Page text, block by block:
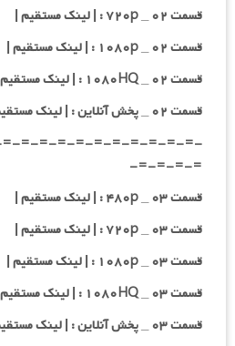
قسمت ۰۲ _ ۷۲۰p : | لینک مستقیم |
قسمت ۰۲ _ ۱۰۸۰p : | لینک مستقیم |
قسمت ۰۲ _ ۱۰۸۰HQ : | لینک مستقیم |
قسمت ۰۲ _ پخش آنلاین : | لینک مستقیم |
=-=-=-=-=-=-=-=-=-=-
=-=-=-=-
قسمت ۰۳ _ ۴۸۰p : | لینک مستقیم |
قسمت ۰۳ _ ۷۲۰p : | لینک مستقیم |
قسمت ۰۳ _ ۱۰۸۰p : | لینک مستقیم |
قسمت ۰۳ _ ۱۰۸۰HQ : | لینک مستقیم |
قسمت ۰۳ _ پخش آنلاین : | لینک مستقیم |